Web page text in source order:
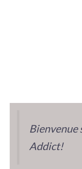
Bienvenue
Addict!